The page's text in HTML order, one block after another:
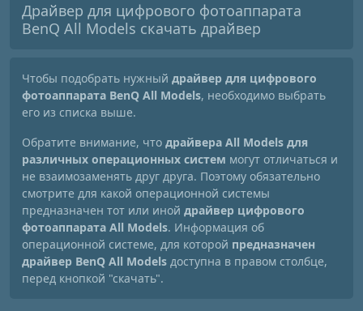
Драйвер для цифрового фотоаппарата
BenQ All Models скачать драйвер
Чтобы подобрать нужный драйвер для цифрового
фотоаппарата BenQ All Models, необходимо выбрать
его из списка выше.
Обратите внимание, что драйвера All Models для
различных операционных систем могут отличаться и
не взаимозаменять друг друга. Поэтому обязательно
смотрите для какой операционной системы
предназначен тот или иной драйвер цифрового
фотоаппарата All Models. Информация об
операционной системе, для которой предназначен
драйвер BenQ All Models доступна в правом столбце,
перед кнопкой "скачать".